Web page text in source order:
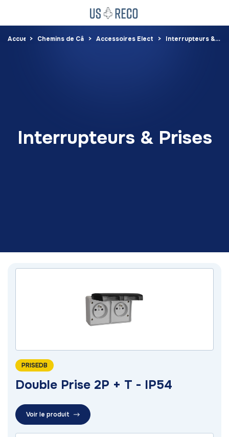
Accueil Chemins de CâblesAccessoires ElectriqueInterrupteurs & Prises
Interrupteurs & Prises
PRISEDB
Double Prise 2P + T - IP54
Voir le produit